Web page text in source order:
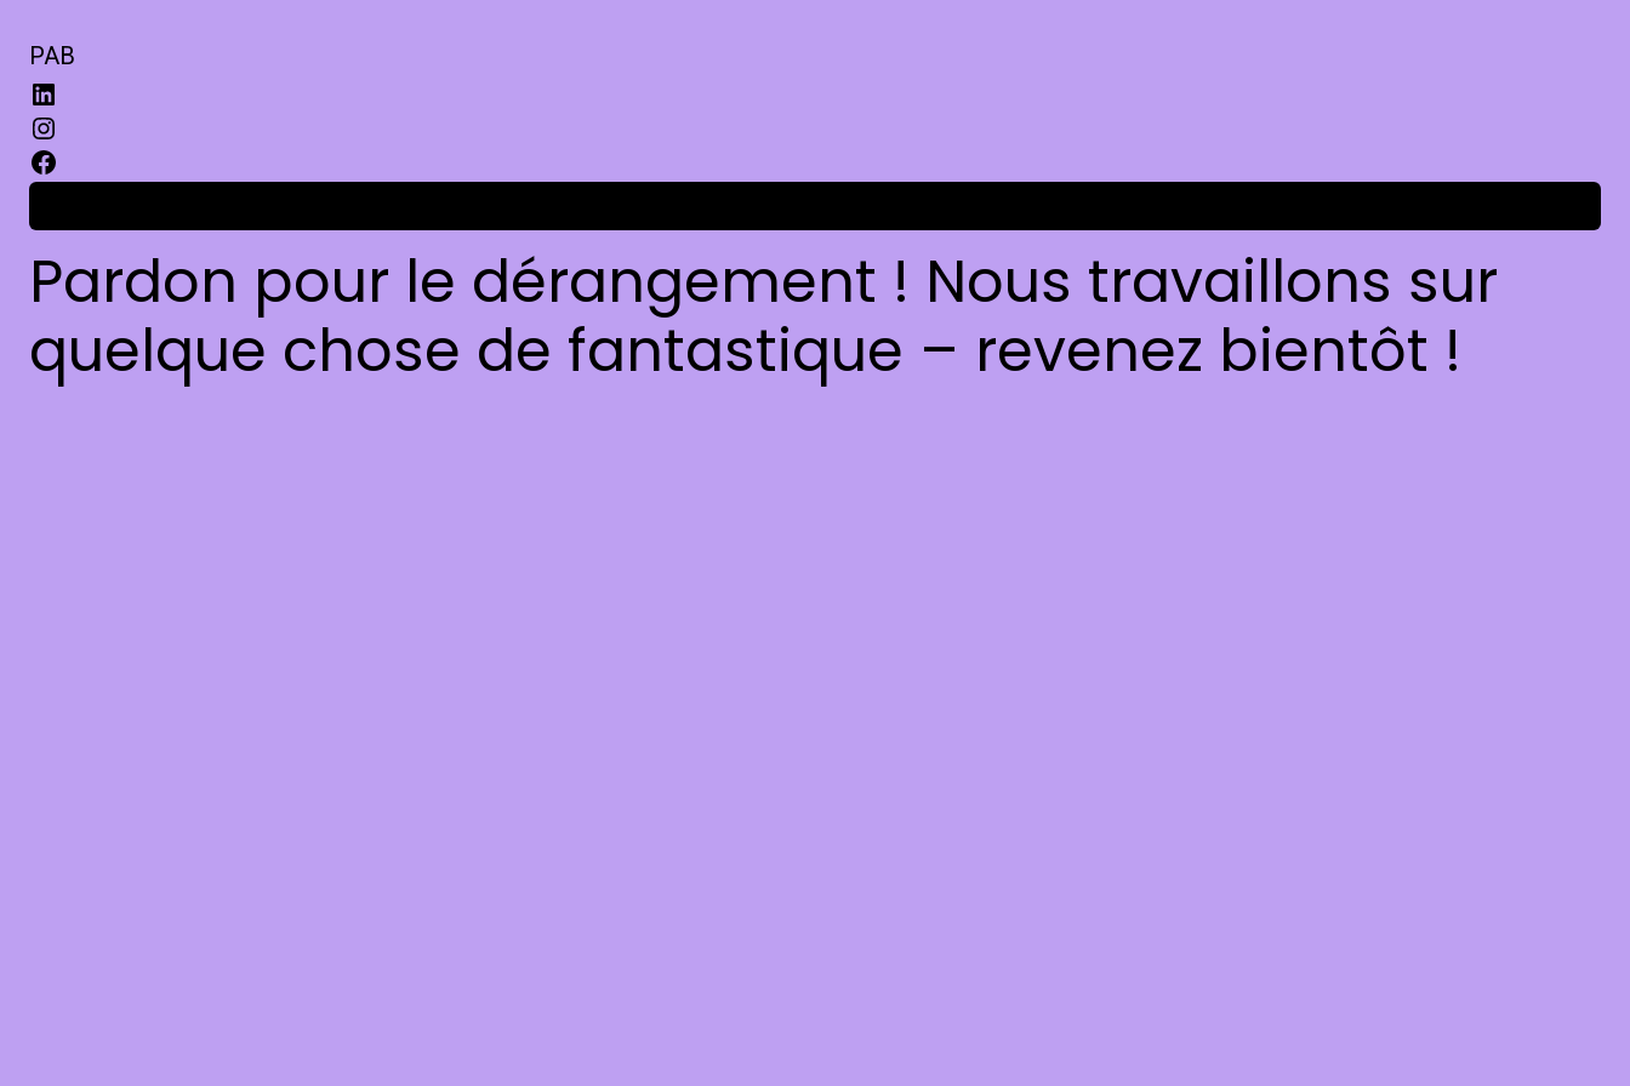
PAB
Pardon pour le dérangement ! Nous travaillons sur
quelque chose de fantastique – revenez bientôt !